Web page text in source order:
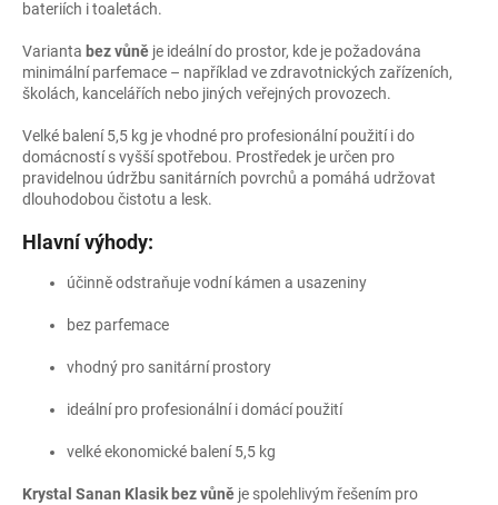
bateriích i toaletách.
Varianta bez vůně je ideální do prostor, kde je požadována
minimální parfemace – například ve zdravotnických zařízeních,
školách, kancelářích nebo jiných veřejných provozech.
Velké balení 5,5 kg je vhodné pro profesionální použití i do
domácností s vyšší spotřebou. Prostředek je určen pro
pravidelnou údržbu sanitárních povrchů a pomáhá udržovat
dlouhodobou čistotu a lesk.
Hlavní výhody:
účinně odstraňuje vodní kámen a usazeniny
bez parfemace
vhodný pro sanitární prostory
ideální pro profesionální i domácí použití
velké ekonomické balení 5,5 kg
Krystal Sanan Klasik bez vůně je spolehlivým řešením pro